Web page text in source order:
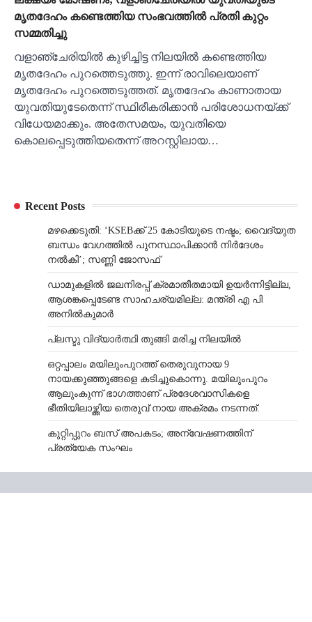
മൃതദേഹം കണ്ടെത്തിയ സംഭവത്തിൽ പ്രതി കുറ്റം
സമ്മതിച്ചു
വളാഞ്ചേരിയിൽ കുഴിച്ചിട്ട നിലയിൽ കണ്ടെത്തിയ
മൃതദേഹം പുറത്തെടുത്തു. ഇന്ന് രാവിലെയാണ്
മൃതദേഹം പുറത്തെടുത്തത്. മൃതദേഹം കാണാതായ
യുവതിയുടേതെന്ന് സ്ഥിരീകരിക്കാൻ പരിശോധനയ്ക്ക്
വിധേയമാക്കും. അതേസമയം, യുവതിയെ
കൊലപ്പെടുത്തിയതെന്ന് അറസ്റ്റിലായ…
Recent Posts
മഴക്കെടുതി: ‘KSEBക്ക് 25 കോടിയുടെ നഷ്ടം; വൈദ്യുത
ബന്ധം വേഗത്തിൽ പുനസ്ഥാപിക്കാൻ നിർ​ദേശം
നൽകി’; സണ്ണി ജോസഫ്
ഡാമുകളില്‍ ജലനിരപ്പ് ക്രമാതീതമായി ഉയര്‍ന്നിട്ടില്ല,
ആശങ്കപ്പെടേണ്ട സാഹചര്യമില്ല: മന്ത്രി എ പി
അനില്‍കുമാര്‍
പ്ലസ്ടു വിദ്യാർത്ഥി തുങ്ങി മരിച്ച നിലയിൽ
ഒറ്റപ്പാലം മയിലുംപുറത്ത് തെരുവുനായ 9
നായക്കുഞ്ഞുങ്ങളെ കടിച്ചുകൊന്നു. മയിലുംപുറം
ആലുംകുന്ന് ഭാഗത്താണ് പ്രദേശവാസികളെ
ഭീതിയിലാഴ്ത്തിയ തെരുവ് നായ അക്രമം നടന്നത്.
കുറ്റിപ്പുറം ബസ് അപകടം; അന്വേഷണത്തിന്
പ്രത്യേക സംഘം